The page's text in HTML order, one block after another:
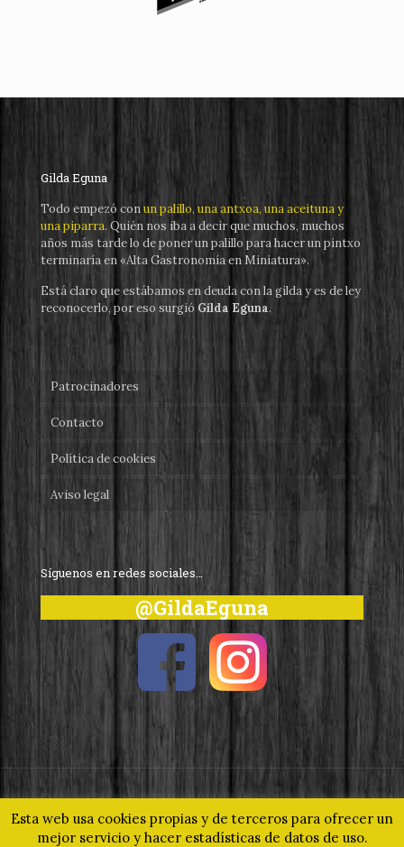
Gilda Eguna
Todo empezó conun palillo, una antxoa, una aceituna y
una piparra. Quién nos iba a decir que muchos, muchos
años más tarde lo de poner un palillo para hacer un pintxo
terminaría en «Alta Gastronomía en Miniatura».
Está claro que estábamos en deuda con la gilda y es de ley
reconocerlo, por eso surgió Gilda Eguna.
Patrocinadores
Contacto
Política de cookies
Aviso legal
Síguenos en redes sociales…
@GildaEguna
universal. Todos los derechos reservados.www.gilda.eus
Esta web usa cookies propias y de terceros para ofrecer un
mejor servicio y hacer estadísticas de datos de uso.